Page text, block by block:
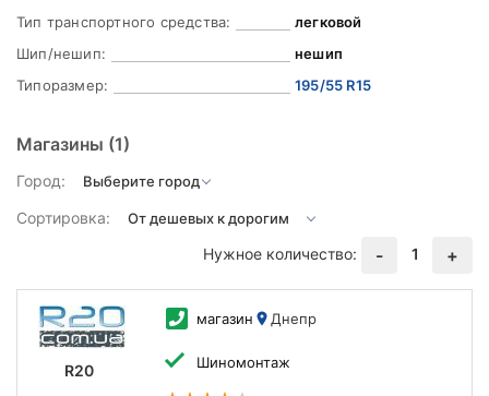
Тип транспортного средства:
легковой
Шип/нешип:
нешип
Типоразмер:
195/55 R15
Магазины (1)
Город:
Сортировка:
Нужное количество:
- 1 +
R20
магазин Днепр
Шиномонтаж